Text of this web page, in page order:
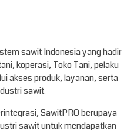
sawit Indonesia yang hadir
koperasi, Toko Tani, pelaku
akses produk, layanan, serta
sawit.
SawitPRO berupaya
sawit untuk mendapatkan